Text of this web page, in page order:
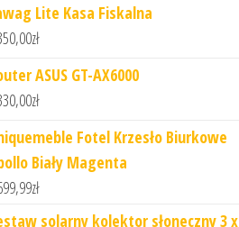
Lite Kasa Fiskalna
zł
ASUS GT-AX6000
zł
Fotel Krzesło Biurkowe
Biały Magenta
zł
solarny kolektor słoneczny 3 x